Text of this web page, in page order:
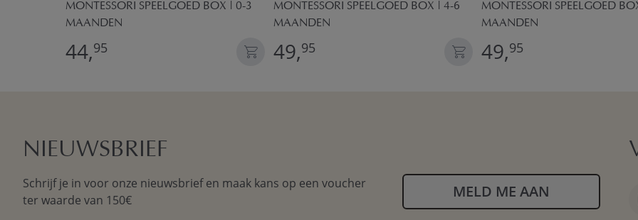
MONTESSORI SPEELGOED BOX | 0-3
MAANDEN
44,95
MONTESSORI SPEELGOED BOX | 4-6
MAANDEN
49,95
MONTESSORI SPEELGOED
MAANDEN
49,95
NIEUWSBRIEF
Schrijf je in voor onze nieuwsbrief en maak kans op een voucher
ter waarde van 150€
MELD ME AAN